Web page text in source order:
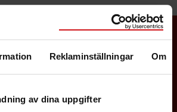
Reklaminställningar Om
av dina uppgifter